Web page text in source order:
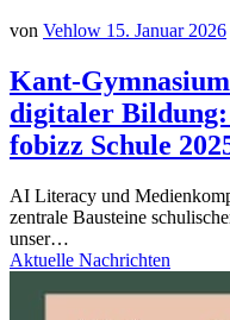
von Vehlow 15. Januar 2026
Kant-
digitaler Bildung:
fobizz Schule
AI Literacy und
zentrale Bausteine
unser…
Aktuelle Nachrichten